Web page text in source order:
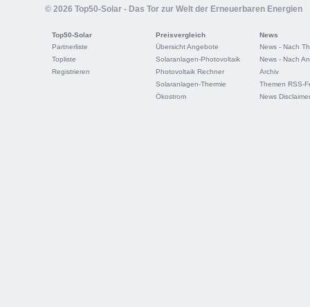
© 2026 Top50-Solar - Das Tor zur Welt der Erneuerbaren Energien
Top50-Solar
Partnerliste
Topliste
Registrieren
Preisvergleich
Übersicht Angebote
Solaranlagen-Photovoltaik
Photovoltaik Rechner
Solaranlagen-Thermie
Ökostrom
News
News - Nach
News - Nach
Archiv
Themen RSS-
News Disclaimer